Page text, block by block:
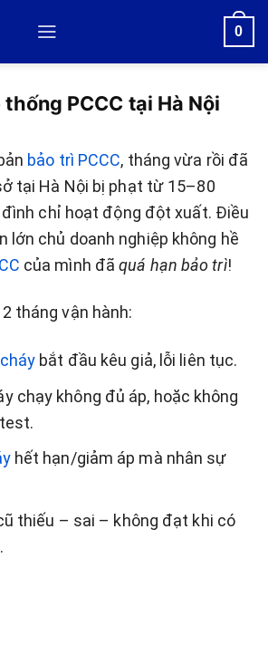
0
PCCC tại Hà Nội
bảo trì PCCC, tháng vừa rồi đã
tại Hà Nội bị phạt từ 15–80
chỉ hoạt động đột xuất. Điều
lớn chủ doanh nghiệp không hề
của mình đãquá hạn bảo trì!
tháng vận hành:
bắt đầu kêu giả, lỗi liên tục.
chạy không đủ áp, hoặc không
hết hạn/giảm áp mà nhân sự
thiếu – sai – không đạt khi có